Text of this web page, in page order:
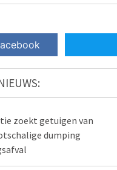
zoekt getuigen van
dumping